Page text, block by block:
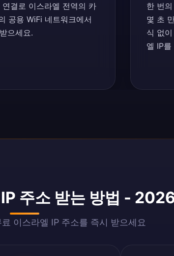
결로 이스라엘 전역의 카
공용 WiFi 네트워크에서
으세요.
한 번
몇 초
식 없
엘 IP를
주소 받는 방법 -
이스라엘 IP 주소를 즉시 받으세요